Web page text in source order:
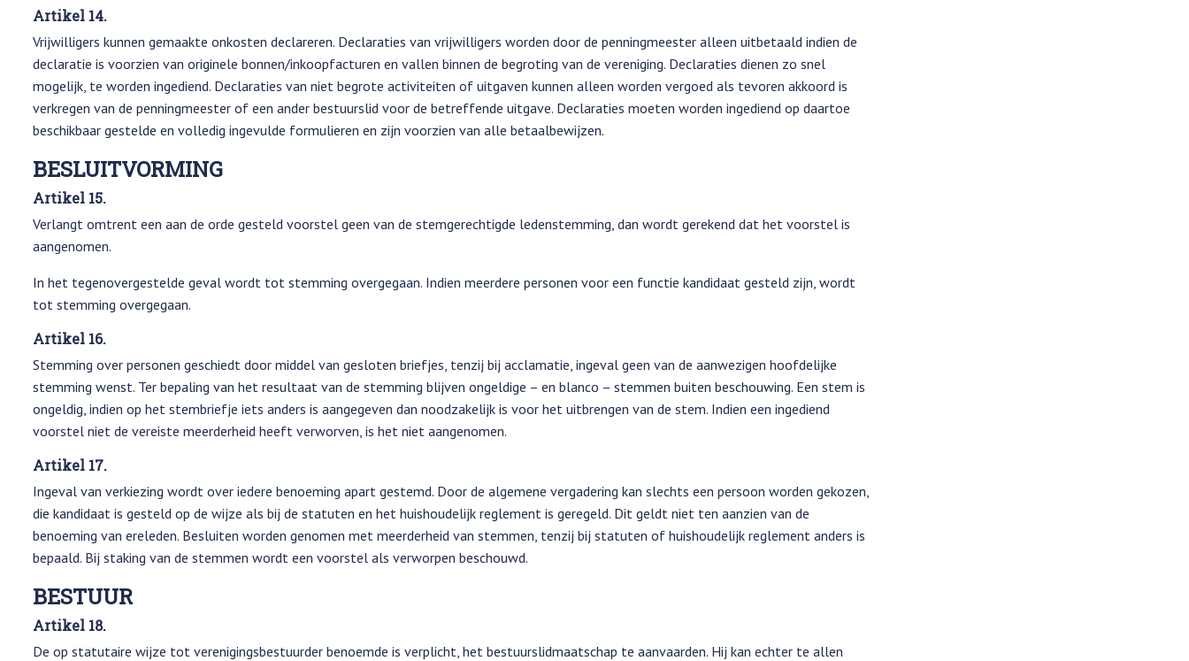
Artikel 14.
Vrijwilligers kunnen gemaakte onkosten declareren. Declaraties van vrijwilligers worden door de penningmeester alleen uitbetaald indien de
declaratie is voorzien van originele bonnen/inkoopfacturen en vallen binnen de begroting van de vereniging. Declaraties dienen zo snel
mogelijk, te worden ingediend. Declaraties van niet begrote activiteiten of uitgaven kunnen alleen worden vergoed als tevoren akkoord is
verkregen van de penningmeester of een ander bestuurslid voor de betreffende uitgave. Declaraties moeten worden ingediend op daartoe
beschikbaar gestelde en volledig ingevulde formulieren en zijn voorzien van alle betaalbewijzen.
BESLUITVORMING
Artikel 15.
Verlangt omtrent een aan de orde gesteld voorstel geen van de stemgerechtigde ledenstemming, dan wordt gerekend dat het voorstel is
aangenomen.
In het tegenovergestelde geval wordt tot stemming overgegaan. Indien meerdere personen voor een functie kandidaat gesteld zijn, wordt
tot stemming overgegaan.
Artikel 16.
Stemming over personen geschiedt door middel van gesloten briefjes, tenzij bij acclamatie, ingeval geen van de aanwezigen hoofdelijke
stemming wenst. Ter bepaling van het resultaat van de stemming blijven ongeldige – en blanco – stemmen buiten beschouwing. Een stem is
ongeldig, indien op het stembriefje iets anders is aangegeven dan noodzakelijk is voor het uitbrengen van de stem. Indien een ingediend
voorstel niet de vereiste meerderheid heeft verworven, is het niet aangenomen.
Artikel 17.
Ingeval van verkiezing wordt over iedere benoeming apart gestemd. Door de algemene vergadering kan slechts een persoon worden gekozen,
die kandidaat is gesteld op de wijze als bij de statuten en het huishoudelijk reglement is geregeld. Dit geldt niet ten aanzien van de
benoeming van ereleden. Besluiten worden genomen met meerderheid van stemmen, tenzij bij statuten of huishoudelijk reglement anders is
bepaald. Bij staking van de stemmen wordt een voorstel als verworpen beschouwd.
BESTUUR
Artikel 18.
De op statutaire wijze tot verenigingsbestuurder benoemde is verplicht, het bestuurslidmaatschap te aanvaarden. Hij kan echter te allen